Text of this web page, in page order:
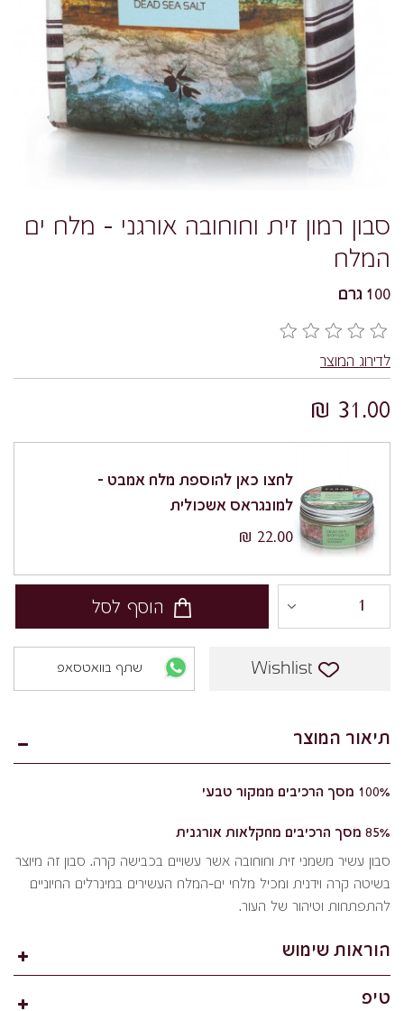
סבון רמון זית וחוחובה אורגני - מלח ים
המלח
100 גרם
לדירוג המוצר
31.00 ₪
לחצו כאן להוספת מלח אמבט -
למונגראס אשכולית
22.00 ₪
הוסף לסל
Wishlist שתף בוואטסאפ
תיאור המוצר
100% מסך הרכיבים ממקור טבעי
85% מסך הרכיבים מחקלאות אורגנית
סבון עשיר משמני זית וחוחובה אשר עשויים בכבישה קרה. סבון זה מיוצר
בשיטה קרה וידנית ומכיל מלחי ים-המלח העשירים במינרלים החיוניים
להתפתחות וטיהור של העור.
הוראות שימוש
טיפ